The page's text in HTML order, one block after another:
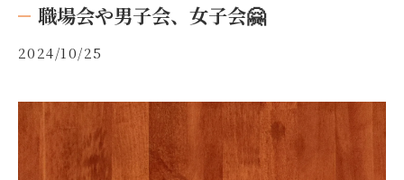
職場会や男子会、女子会🤗
2024/10/25